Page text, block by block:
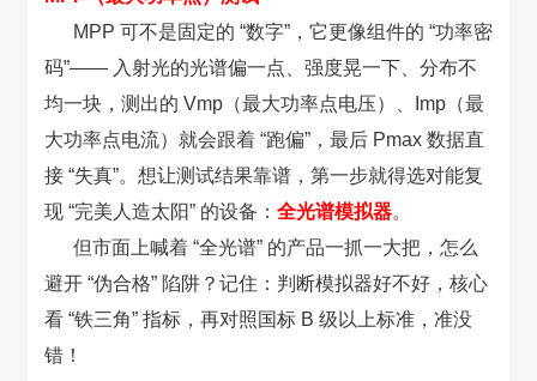
MPP 可不是固定的 “数字”，它更像组件的 “功率密
码”—— 入射光的光谱偏一点、强度晃一下、分布不
均一块，测出的 Vmp（最大功率点电压）、Imp（最
大功率点电流）就会跟着 “跑偏”，最后 Pmax 数据直
接 “失真”。想让测试结果靠谱，第一步就得选对能复
现 “完美人造太阳” 的设备： 全光谱模拟器。
但市面上喊着 “全光谱” 的产品一抓一大把，怎么
避开 “伪合格” 陷阱？记住：判断模拟器好不好，核心
看 “铁三角” 指标，再对照国标 B 级以上标准，准没
错！